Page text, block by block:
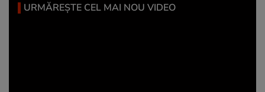
URMĂREȘTE CEL MAI NOU VIDEO